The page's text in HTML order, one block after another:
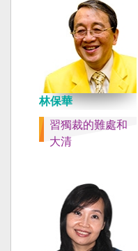
林保華
習獨裁的難處和
大清